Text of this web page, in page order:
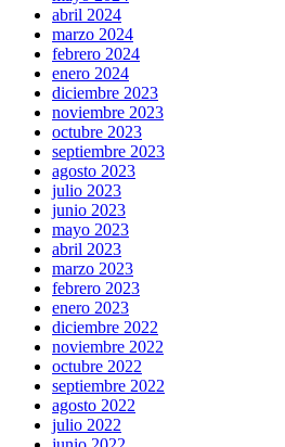
abril 2024
marzo 2024
febrero 2024
enero 2024
diciembre 2023
noviembre 2023
octubre 2023
septiembre 2023
agosto 2023
julio 2023
junio 2023
mayo 2023
abril 2023
marzo 2023
febrero 2023
enero 2023
diciembre 2022
noviembre 2022
octubre 2022
septiembre 2022
agosto 2022
julio 2022